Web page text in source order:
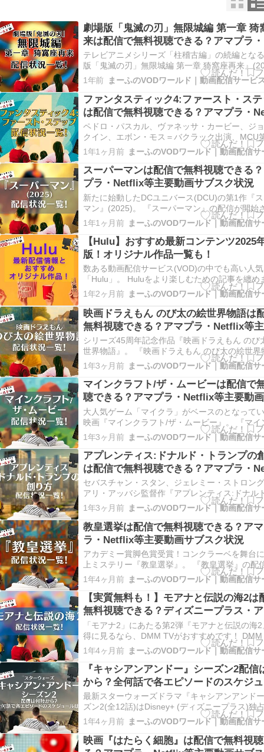
劇場版「鬼滅の刃」無限城編 第一章 猗
来は配信で無料視聴できる？アマプラ・
Netflix等主要動画サブスク状況
テレビアニメシリーズ「柱稽古編」の続編とな
版「鬼滅の刃」無限城編 第一章 猗窩座再来』
『劇場版「鬼滅の刃」無限城編 第一章 猗窩座再
配信が開始されている動画サービスは、現時点
いません。 ただ『劇場版「鬼滅の刃」無限城編
猗窩座再来』…
1年前
ファンタスティック4:ファースト・ス
は配信で無料視聴できる？アマプラ・
等主要動画サブスク状況
ペドロ・パスカル、ヴァネッサ・カービー、ジ
クイン、エボン・モス＝バクラック出演、MCU
目となる映画『ファンタスティック4:ファース
ップ』。 MCU作品『ファンタスティック4:ファ
ト・ステップ』の配信が開始されている動画サ
は、現時点ではございませ…
1年1ヶ月前
スーパーマンは配信で無料視聴できる
プラ・Netflix等主要動画サブスク状況
新たに始動したDCユニバース(DCU)の第1作『
マン』(2025)。 『スーパーマン』の配信が開始
いる動画サービスは、現時点ではございません
『スーパーマン』は視聴できませんが、U-
回登録時31日間の無料お試し期間があり、無料
期間中、会員…
1年1ヶ月前
【Hulu】おすすめ最新コンテンツ2025
版！オリジナル作品一覧も！
数ある動画配信サービス(VOD)の中でも高い人
「Hulu」。 Huluをより楽しむための記事を纏め
た。 この記事でまとめたこと Hulu 2025年6月
ラインナップ一覧表 Huluオリジナルおすすめ作
介！ Huluおすすめポイントはここ！ サービス
1年2ヶ月前
映画ドラえもん のび太の絵世界物語は
無料視聴できる？アマプラ・Netflix等
画サブスク状況
シリーズ45周年記念作品『映画ドラえもん のび
世界物語』。 『映画ドラえもん のび太の絵世界
の配信が開始されている動画サービスは、現時
ざいません。 ただ『映画ドラえもん のび太の絵
語』は視聴できませんが、U-NEXTには初回登
間の無料お試し期…
1年3ヶ月前
マインクラフト/ザ・ムービーは配信で
聴できる？アマプラ・Netflix等主要動
スク状況
大人気ゲーム「マイクラ」がベースのとなって
映画『マインクラフト/ザ・ムービー』。 『マイ
フト/ザ・ムービー』の配信が開始されている動
ビスは、現時点ではございません。 ただ『マイ
フト/ザ・ムービー』は視聴できませんが、U-
初回登録時31日間の…
1年3ヶ月前
アプレンティス:ドナルド・トランプの
は配信で無料視聴できる？アマプラ・
等主要動画サブスク状況
セバスチャン・スタン、ジェレミー・ストロン
アリ・アッバシ監督作『アプレンティス:ドナル
ランプの創り方』。 なんと5月9日(金)より
イムビデオで見放題配信が開始！ 他の動画サー
は見られません(※)。 しかも、Amazonプライム
日間の無…
1年3ヶ月前
教皇選挙は配信で無料視聴できる？ア
ラ・Netflix等主要動画サブスク状況
アカデミー賞脚色賞受賞！コンクラーベを舞台
上ミステリー『教皇選挙』。 『教皇選挙』の配
始されている動画サービスは、現時点ではござ
ん。 ただ『教皇選挙』は視聴できませんが、U-
は初回登録時31日間の無料お試し期間があり、
試し期間中、会員見放題作…
1年4ヶ月前
【実質無料も！】モアナと伝説の海2は
無料視聴できる？ディズニープラス・
ラ等動画サブスク状況
「モアナ2」にあたる第2弾『モアナと伝説の海
得に見るなら、DMM TVがおすすめです！
は、『モアナと伝説の海2』は550ポイントでレ
配信中すが、 Good👍 14日間の無料トライアル
に、なんと550ポイントがもらえるのでお得に
が可能！ …
1年4ヶ月前
『キャシアンアンドー』シーズン2配信
から？全何話で各エピソードのスケジ
は？
最新スターウォーズドラマ『キャシアンアンド
ズン2(全12話)はDisney+ (ディズニープラス)独
月23日(水)午前10時から毎週3話ずつ配信となり
4/23(水)午前10時：第1話～第3話 4/30(水)午前
第4話～第6話 5/7(水)午前10…
1年4ヶ月前
映画『はたらく細胞』は配信で無料視